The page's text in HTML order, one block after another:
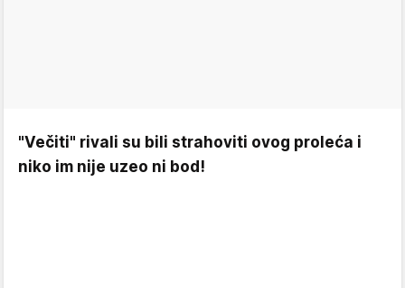
"Večiti" rivali su bili strahoviti ovog proleća i
niko im nije uzeo ni bod!